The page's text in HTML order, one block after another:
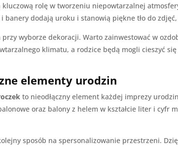
rolę w tworzeniu niepowtarzalnej
dodają uroku i stanowią piękne tło do
wyborze dekoracji. Warto zainwestować w
klimatu, a rodzice będą mogli cieszyć
elementy urodzin
to nieodłączny element każdej imprezy
oraz balony z helem w kształcie liter i cyfr
sposób na spersonalizowanie przestrzeni.